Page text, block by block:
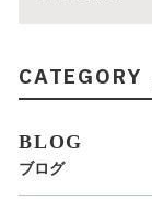
CATEGORY
BLOG
ブログ